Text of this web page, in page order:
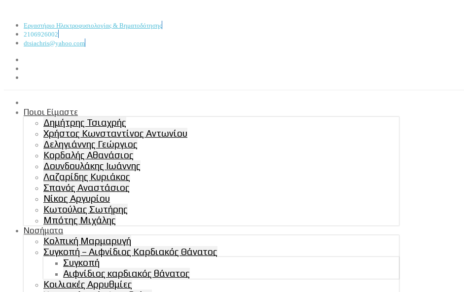
Εργαστήριο Ηλεκτροφυσιολογίας & Βηματοδότησης
2106926002
dtsiachris@yahoo.com
Ποιοι Είμαστε
Δημήτρης Τσιαχρής
Χρήστος Κωνσταντίνος Αντωνίου
Δεληγιάννης Γεώργιος
Κορδαλής Αθανάσιος
Δουνδουλάκης Ιωάννης
Λαζαρίδης Κυριάκος
Σπανός Αναστάσιος
Νίκος Αργυρίου
Κωτούλας Σωτήρης
Μπότης Μιχάλης
Νοσήματα
Κολπική Μαρμαρυγή
Συγκοπή – Αιφνίδιος Καρδιακός Θάνατος
Συγκοπή
Αιφνίδιος καρδιακός θάνατος
Κοιλιακές Αρρυθμίες